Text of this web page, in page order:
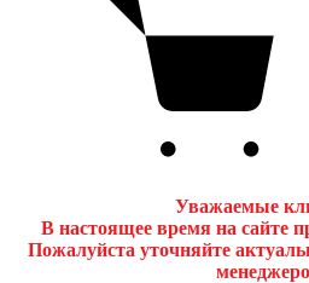
Уважаемые
В настоящее время на сайте
Пожалуйста уточняйте